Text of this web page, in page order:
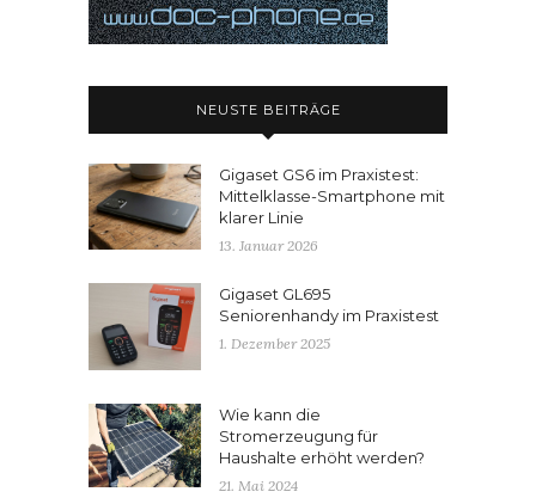
NEUSTE BEITRÄGE
Gigaset GS6 im Praxistest:
Mittelklasse-Smartphone mit
klarer Linie
13. Januar 2026
Gigaset GL695
Seniorenhandy im Praxistest
1. Dezember 2025
Wie kann die
Stromerzeugung für
Haushalte erhöht werden?
21. Mai 2024